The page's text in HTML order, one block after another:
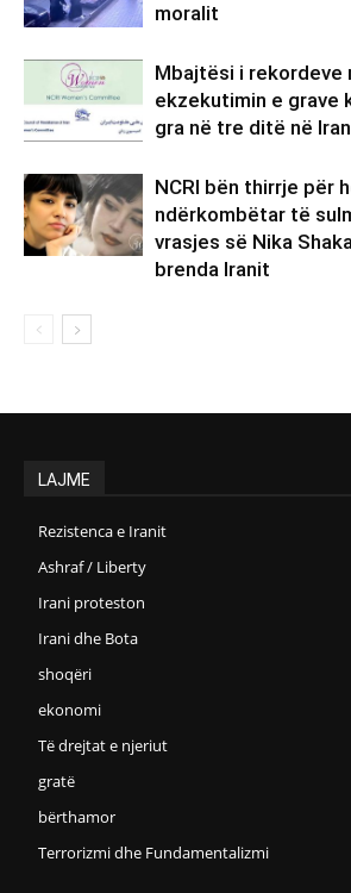
moralit
Mbajtësi i rekordeve
ekzekutimin e grave
gra në tre ditë në Iran
NCRI bën thirrje për
ndërkombëtar të
vrasjes së Nika
brenda Iranit
LAJME
Rezistenca e Iranit
Ashraf / Liberty
Irani proteston
Irani dhe Bota
shoqëri
ekonomi
Të drejtat e njeriut
gratë
bërthamor
Terrorizmi dhe Fundamentalizmi